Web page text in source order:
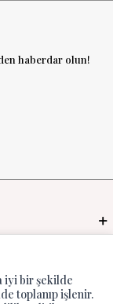
haberdar olun!
iyi bir şekilde
toplanıp işlenir.